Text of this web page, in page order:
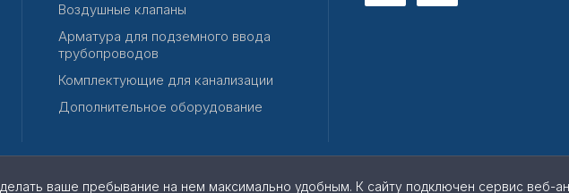
Воздушные клапаны
Арматура для подземного ввода
трубопроводов
Комплектующие для канализации
Дополнительное оборудование
ваше пребывание на нем максимально удобным. К cайту подключен сервис веб-